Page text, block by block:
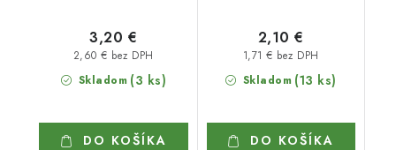
Skladom (3 ks)
2,60 € bez DPH
3,20 €
DO KOŠÍKA
Skladom (13 ks)
1,71 € bez DPH
2,10 €
DO KOŠÍKA